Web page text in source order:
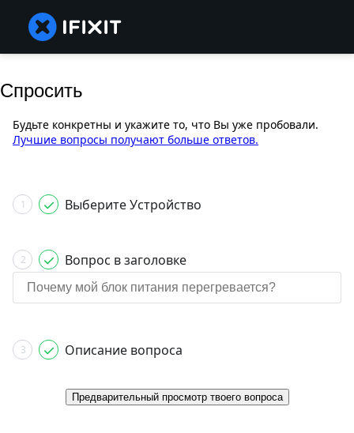
Спросить
Будьте конкретны и укажите то, что Вы уже пробовали.
Лучшие вопросы получают больше ответов.
1 Выберите Устройство
2 Вопрос в заголовке
3 Описание вопроса
Предварительный просмотр твоего вопроса